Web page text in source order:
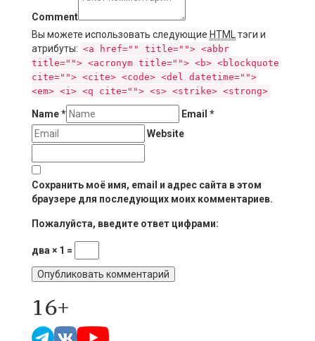
Comment
Вы можете использовать следующие HTML
тэги и
атрибуты: <a href="" title=""> <abbr
title=""> <acronym title=""> <b> <blockquote
cite=""> <cite> <code> <del datetime="">
<em> <i> <q cite=""> <s> <strike> <strong>
Name* Email *
Website
Сохранить моё имя, email и адрес сайта в этом
браузере для последующих моих комментариев.
Пожалуйста, введите ответ цифрами:
два × 1 =
16+